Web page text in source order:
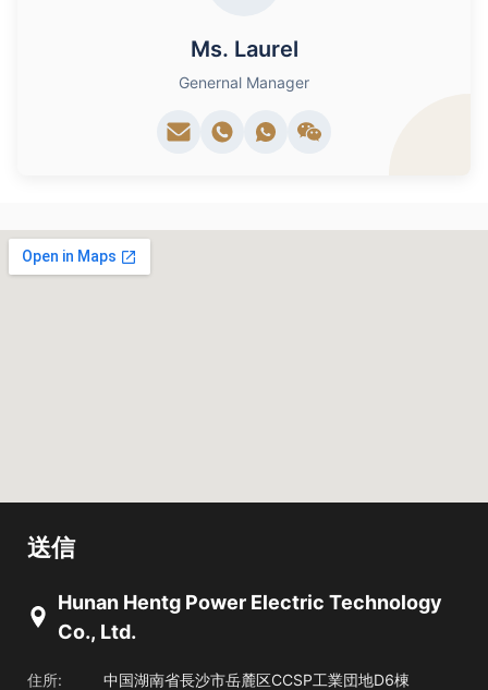
Ms. Laurel
Genernal Manager
送信
Hunan Hentg Power Electric Technology
Co., Ltd.
住所:
中国湖南省長沙市岳麓区CCSP工業団地D6棟